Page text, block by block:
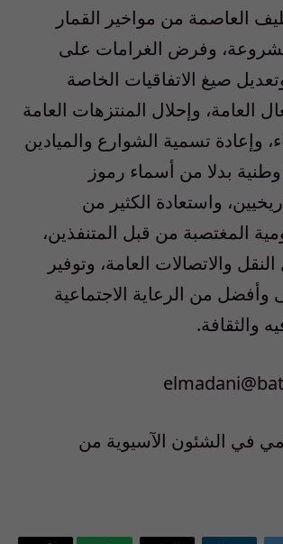
العاصمة من مواخير القمار
وفرض الغرامات على
صيغ الاتفاقيات الخاصة
العامة، وإحلال المنتزهات العامة
وإعادة تسمية الشوارع والميادين
وطنية بدلا من أسماء رموز
واستعادة الكثير من
المغتصبة من قبل المتنفذين،
والاتصالات العامة، وتوفير
من الرعاية الاجتماعية
والثقافة.
في الشئون الآسيوية من